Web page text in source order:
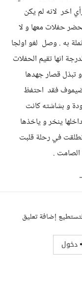
اخر لانه لم يكن
حفلات معها و لا
به . وصل لغو اولجا
انها تقيم الحفلات
تبذل قصار جهدها
ضيموف فقد احتفظ
و بشاشته كانت
ينخر و ياخذها
في رحلة قلبت
.
إضافة تعليق
دخول